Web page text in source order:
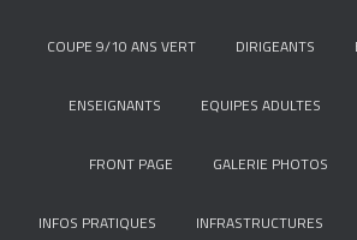
COUPE 9/10 ANS VERT DIRIGEANTS
ENSEIGNANTS EQUIPES ADULTES
FRONT PAGE GALERIE PHOTOS
INFOS PRATIQUES INFRASTRUCTURES